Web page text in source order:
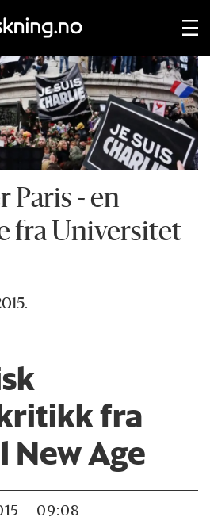
Paris - en
fra Universitet
fra
New Age
- 09:08